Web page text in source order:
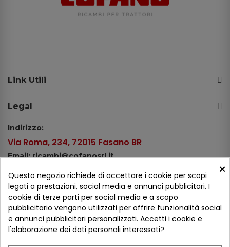
Link Utili
Legal
Indirizzo:
Via Roma, 234, 72015 Fasano BR
Email: ricambi@cofanosrl.it
Tel.: +39 080 44 13 478
WhatsApp: +39 334 98 51 100
Metodi di pagamento
×
Questo negozio richiede di accettare i cookie per scopi
legati a prestazioni, social media e annunci pubblicitari. I
cookie di terze parti per social media e a scopo
pubblicitario vengono utilizzati per offrire funzionalità social
e annunci pubblicitari personalizzati. Accetti i cookie e
l'elaborazione dei dati personali interessati?